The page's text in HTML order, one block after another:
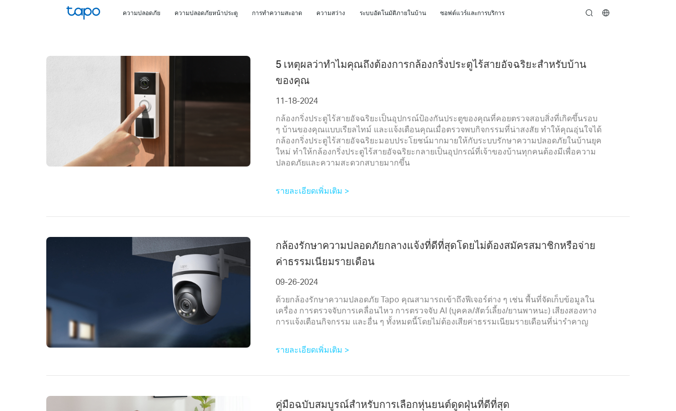
ความปลอดภัย ความปลอดภัยหน้าประตู การทำความสะอาด ความสว่าง ระบบอัตโนมัติภายในบ้าน ซอฟต์แวร์และการบริการ search
5 เหตุผลว่าทำไมคุณถึงต้องการกล้องกริ่งประตูไร้สายอัจฉริยะสำหรับบ้าน
ของคุณ
11-18-2024
กล้องกริ่งประตูไร้สายอัจฉริยะเป็นอุปกรณ์ป้องกันประตูของคุณที่คอยตรวจสอบสิ่งที่เกิดขึ้นรอบ
ๆ บ้านของคุณแบบเรียลไทม์ และแจ้งเตือนคุณเมื่อตรวจพบกิจกรรมที่น่าสงสัย ทำให้คุณอุ่นใจได้
กล้องกริ่งประตูไร้สายอัจฉริยะมอบประโยชน์มากมายให้กับระบบรักษาความปลอดภัยในบ้านยุค
ใหม่ ทำให้กล้องกริ่งประตูไร้สายอัจฉริยะกลายเป็นอุปกรณ์ที่เจ้าของบ้านทุกคนต้องมีเพื่อความ
ปลอดภัยและความสะดวกสบายมากขึ้น
รายละเอียดเพิ่มเติม >
กล้องรักษาความปลอดภัยกลางแจ้งที่ดีที่สุดโดยไม่ต้องสมัครสมาชิกหรือจ่าย
ค่าธรรมเนียมรายเดือน
09-26-2024
ด้วยกล้องรักษาความปลอดภัย Tapo คุณสามารถเข้าถึงฟีเจอร์ต่าง ๆ เช่น พื้นที่จัดเก็บข้อมูลใน
เครื่อง การตรวจจับการเคลื่อนไหว การตรวจจับ AI (บุคคล/สัตว์เลี้ยง/ยานพาหนะ) เสียงสองทาง
การแจ้งเตือนกิจกรรม และอื่น ๆ ทั้งหมดนี้โดยไม่ต้องเสียค่าธรรมเนียมรายเดือนที่น่ารำคาญ
รายละเอียดเพิ่มเติม >
คู่มือฉบับสมบูรณ์สำหรับการเลือกหุ่นยนต์ดูดฝุ่นที่ดีที่สุด